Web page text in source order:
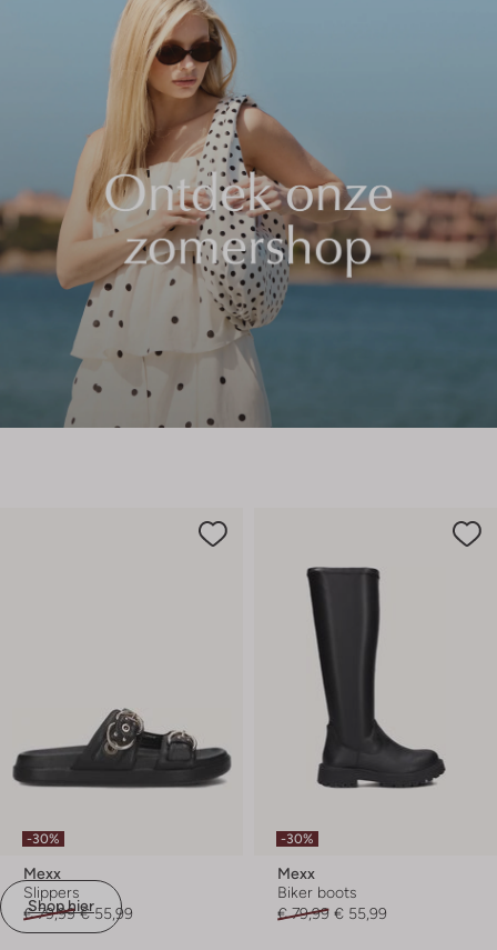
Shop hier
-30%
Mexx
Slippers
€ 79,99 € 55,99
-30%
Mexx
Biker boots
€ 79,99 € 55,99